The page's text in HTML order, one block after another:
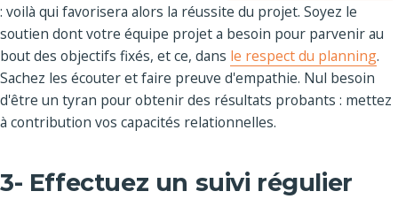
: voilà qui favorisera alors la réussite du projet. Soyez le
soutien dont votre équipe projet a besoin pour parvenir au
bout des objectifs fixés, et ce, dans le respect du planning.
Sachez les écouter et faire preuve d'empathie. Nul besoin
d'être un tyran pour obtenir des résultats probants : mettez
à contribution vos capacités relationnelles.
3- Effectuez un suivi régulier